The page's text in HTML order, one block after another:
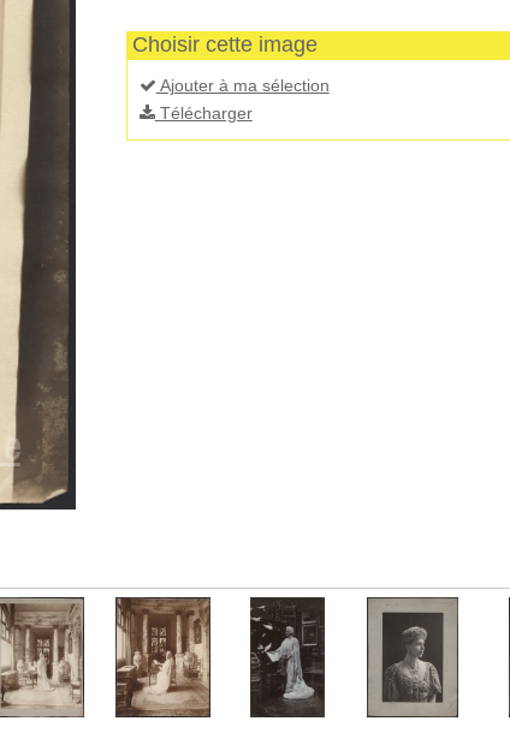
Choisir cette image
Ajouter à ma sélection
Télécharger